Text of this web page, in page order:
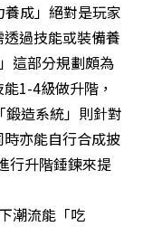
成」絕對是玩家
過技能或裝備養
這部分規劃頗為
1-4級做升階，
造系統」則針對
亦能自行合成披
行升階錘鍊來提
潮流能「吃